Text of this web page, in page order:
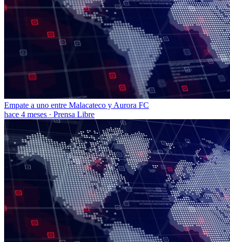
Empate a uno entre Malacateco y Aurora FC
hace 4 meses · Prensa Libre